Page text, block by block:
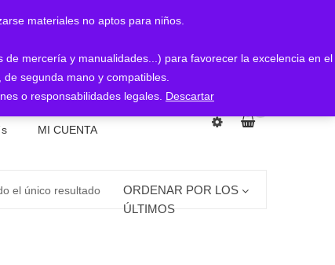
materiales no aptos para niños.
mercería y manualidades...) para favorecer la excelencia en el
segunda mano y compatibles.
o responsabilidades legales. Descartar
MI CUENTA
el único resultado
ORDENAR POR LOS
ÚLTIMOS